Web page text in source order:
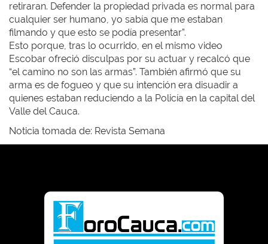
retiraran. Defender la propiedad privada es normal para
cualquier ser humano, yo sabía que me estaban
filmando y que esto se podía presentar”.
Esto porque, tras lo ocurrido, en el mismo video
Escobar ofreció disculpas por su actuar y recalcó que
“el camino no son las armas”. También afirmó que su
arma es de fogueo y que su intención era disuadir a
quienes estaban reduciendo a la Policía en la capital del
Valle del Cauca.
Noticia tomada de: Revista Semana